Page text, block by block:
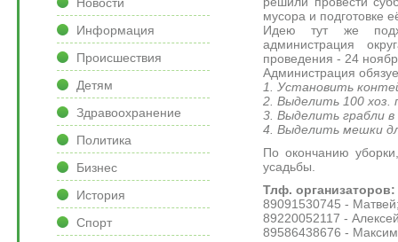
мусора и подготовке
Идею тут же
администрация
проведения - 24
Администрация
1. Установить
2. Выделить 100 хоз.
3. Выделить грабли
4. Выделить мешки
По окончанию
усадьбы.
Тлф. организаторов:
89091530745 -
89220052117 -
89586438676 -
Информация
Происшествия
Детям
Здравоохранение
Политика
Бизнес
История
Спорт